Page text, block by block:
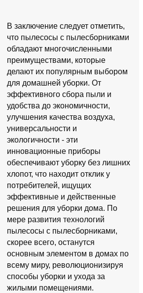
В заключение следует отметить,
что пылесосы с пылесборниками
обладают многочисленными
преимуществами, которые
делают их популярным выбором
для домашней уборки. От
эффективного сбора пыли и
удобства до экономичности,
улучшения качества воздуха,
универсальности и
экологичности - эти
инновационные приборы
обеспечивают уборку без лишних
хлопот, что находит отклик у
потребителей, ищущих
эффективные и действенные
решения для уборки дома. По
мере развития технологий
пылесосы с пылесборниками,
скорее всего, останутся
основным элементом в домах по
всему миру, революционизируя
способы уборки и ухода за
жилыми помещениями.